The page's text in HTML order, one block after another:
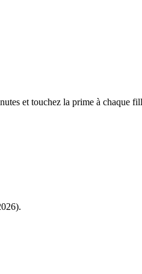
et touchez la prime à chaque